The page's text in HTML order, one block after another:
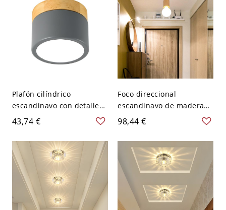
Plafón cilíndrico
escandinavo con detalle
decorativo de madera -
43,74 €
Foco direccional
escandinavo de madera
natural, plafón de techo
120 V 1
98,44 €